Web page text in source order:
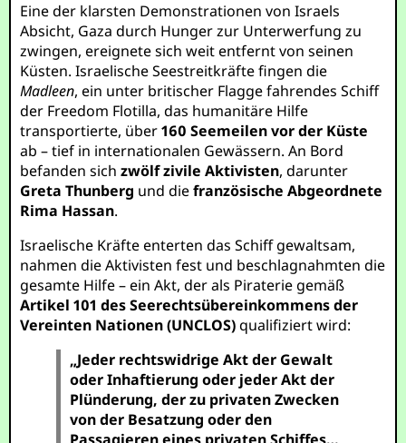
Eine der klarsten Demonstrationen von Israels
Absicht, Gaza durch Hunger zur Unterwerfung zu
zwingen, ereignete sich weit entfernt von seinen
Küsten. Israelische Seestreitkräfte fingen die
Madleen, ein unter britischer Flagge fahrendes Schiff
der Freedom Flotilla, das humanitäre Hilfe
transportierte, über160 Seemeilen vor der Küste
ab – tief in internationalen Gewässern. An Bord
befanden sichzwölf zivile Aktivisten, darunter
Greta Thunberg und diefranzösische Abgeordnete
Rima Hassan.
Israelische Kräfte enterten das Schiff gewaltsam,
nahmen die Aktivisten fest und beschlagnahmten die
gesamte Hilfe – ein Akt, der als Piraterie gemäß
Artikel 101 des Seerechtsübereinkommens der
Vereinten Nationen (UNCLOS)qualifiziert wird:
„Jeder rechtswidrige Akt der Gewalt
oder Inhaftierung oder jeder Akt der
Plünderung, der zu privaten Zwecken
von der Besatzung oder den